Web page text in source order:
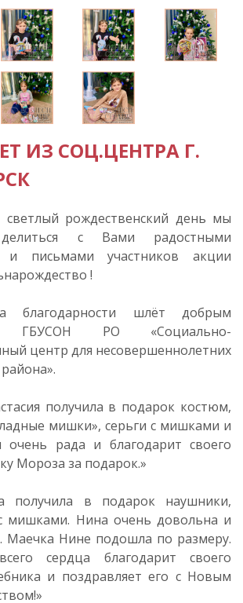
ИЗ СОЦ.ЦЕНТРА Г.
светлый рождественский день мы
с Вами радостными
и письмами участников акции
!
благодарности шлёт добрым
ГБУСОН РО «Социально-
центр для несовершеннолетних
получила в подарок костюм,
мишки», серьги с мишками и
очень рада и благодарит своего
Мороза за подарок.»
получила в подарок наушники,
мишками. Нина очень довольна и
Маечка Нине подошла по размеру.
сердца благодарит своего
и поздравляет его с Новым